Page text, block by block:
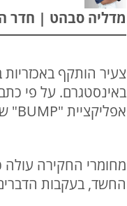
מדליה סבהט | חדר החדשות
צעיר הותקף
באינסטגרם. על פי
אפליקציית "BUMP" שהופעלה על ידי הצעירה, והתנפלו עליו באגרופים ובעיטות.
מחומרי החקירה
החשד, בעקבות